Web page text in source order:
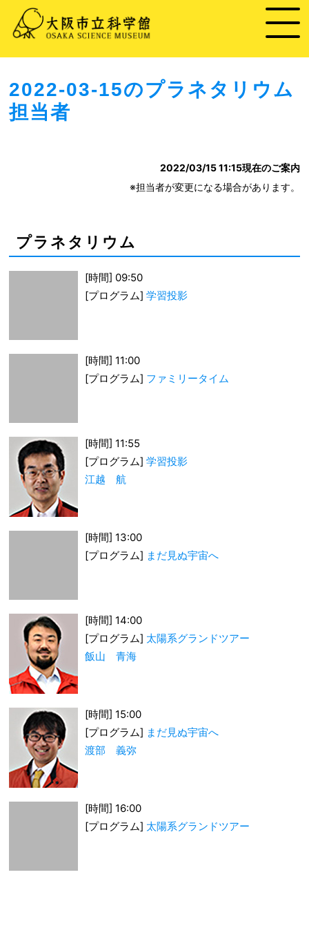
2022-03-15のプラネタリウム
担当者
2022/03/15 11:15現在のご案内
※担当者が変更になる場合があります。
プラネタリウム
[時間] 09:50
[プログラム]学習投影
[時間] 11:00
[プログラム] ファミリータイム
[時間] 11:55
[プログラム]学習投影
江越 航
[時間] 13:00
[プログラム] まだ見ぬ宇宙へ
[時間] 14:00
[プログラム] 太陽系グランドツアー
飯山 青海
[時間] 15:00
[プログラム] まだ見ぬ宇宙へ
渡部 義弥
[時間] 16:00
[プログラム] 太陽系グランドツアー